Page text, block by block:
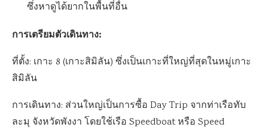
ซึ่งหาดูได้ยากในพื้นที่อื่น
การเตรียมตัวเดินทาง:
ที่ตั้ง: เกาะ 8 (เกาะสิมิลัน) ซึ่งเป็นเกาะที่ใหญ่ที่สุดในหมู่เกาะ
สิมิลัน
การเดินทาง: ส่วนใหญ่เป็นการซื้อ Day Trip จากท่าเรือทับ
ละมุ จังหวัดพังงา โดยใช้เรือ Speedboat หรือ Speed